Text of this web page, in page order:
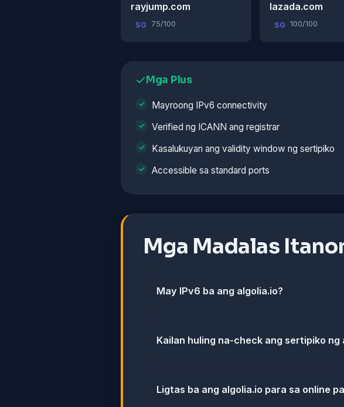
rayjump.com
SG 75/100
lazada.com
SG 100/100
Mga Plus
Mayroong IPv6 connectivity
Verified ng ICANN ang registrar
Kasalukuyan ang validity window ng sertipiko
Accessible sa standard ports
Mga Madalas
May IPv6 ba ang algolia.io?
Kailan huling na-check ang sertipiko ng
Ligtas ba ang algolia.io para sa online